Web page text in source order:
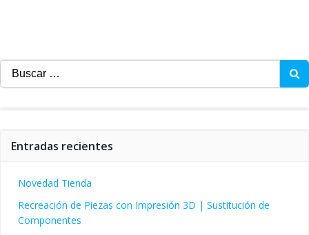
Buscar:
Entradas recientes
Novedad Tienda
Recreación de Piezas con Impresión 3D | Sustitución de
Componentes